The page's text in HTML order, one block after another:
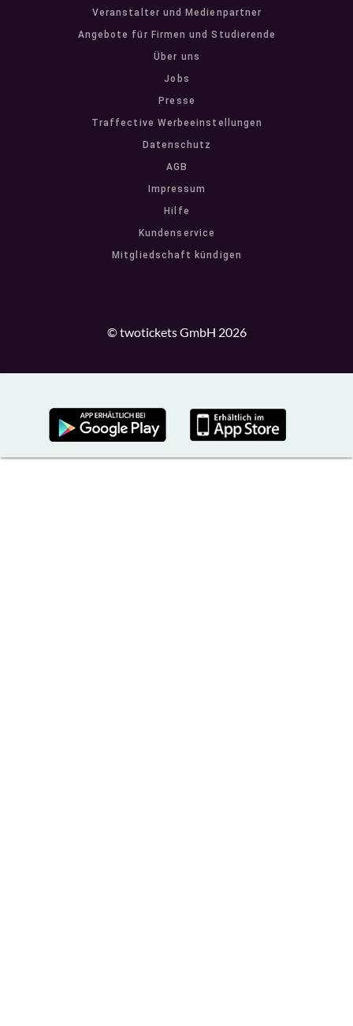
Veranstalter und Medienpartner
Angebote für Firmen und Studierende
Über uns
Jobs
Presse
Traffective Werbeeinstellungen
Datenschutz
AGB
Impressum
Hilfe
Kundenservice
Mitgliedschaft kündigen
© twotickets GmbH 2026